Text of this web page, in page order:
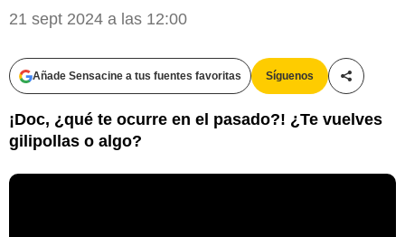
21 sept 2024 a las 12:00
Añade Sensacine a tus fuentes favoritas Síguenos
¡Doc, ¿qué te ocurre en el pasado?! ¿Te vuelves
gilipollas o algo?